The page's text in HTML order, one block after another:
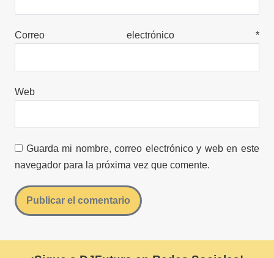
Correo electrónico *
Web
Guarda mi nombre, correo electrónico y web en este
navegador para la próxima vez que comente.